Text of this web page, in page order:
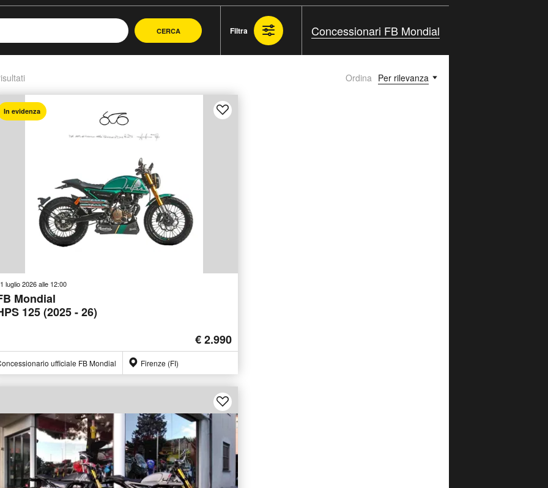
CERCA Filtra Concessionari FB Mondial
Ordina Per rilevanza
In evidenza
luglio 2026 alle 12:00
Mondial
125 (2025 - 26)
€ 2.990
ufficiale FB Mondial Firenze (FI)